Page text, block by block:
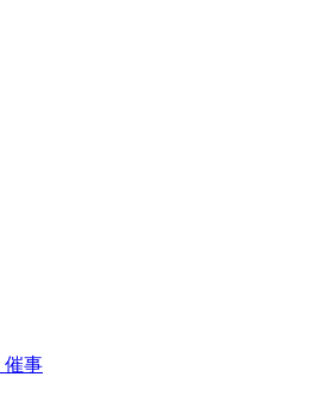
催事